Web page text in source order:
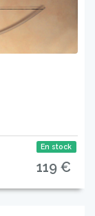
En stock
119 €